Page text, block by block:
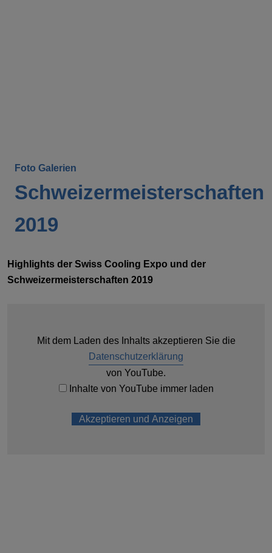
Foto Galerien
Schweizermeisterschaften
2019
Highlights der Swiss Cooling Expo und der
Schweizermeisterschaften 2019
Mit dem Laden des Inhalts akzeptieren Sie die
Datenschutzerklärung
von YouTube.
Inhalte von YouTube immer laden
Akzeptieren und Anzeigen